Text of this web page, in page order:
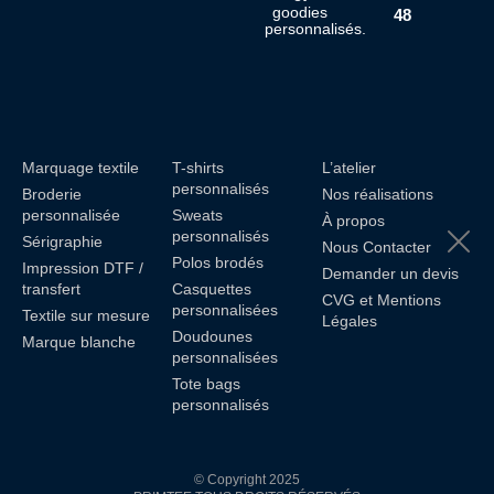
goodies
personnalisés.
48
Marquage textile
Broderie
personnalisée
Sérigraphie
Impression DTF /
transfert
Textile sur mesure
Marque blanche
T-shirts
personnalisés
Sweats
personnalisés
Polos brodés
Casquettes
personnalisées
Doudounes
personnalisées
Tote bags
personnalisés
L’atelier
Nos réalisations
À propos
Nous Contacter
Demander un devis
CVG et Mentions
Légales
© Copyright 2025